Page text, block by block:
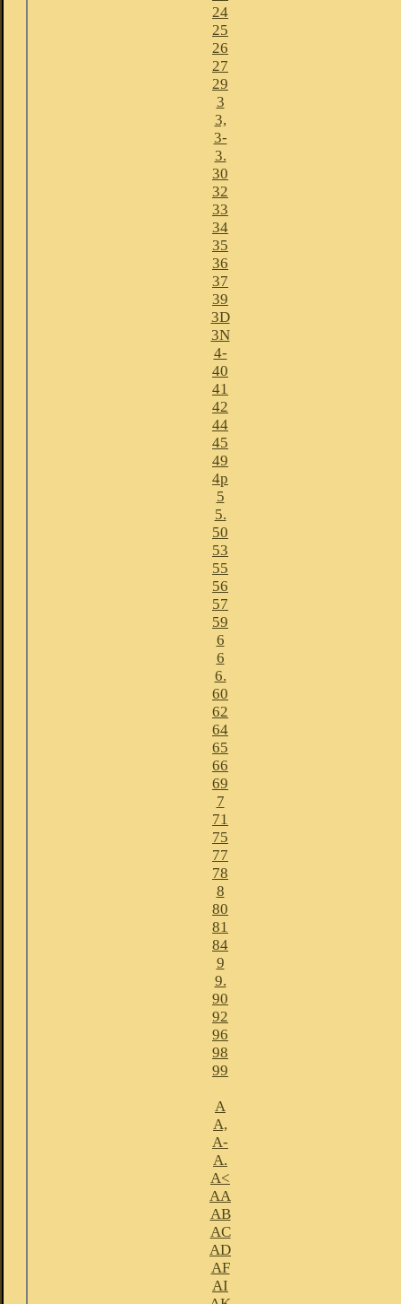
24
25
26
27
29
3
3,
3-
3.
30
32
33
34
35
36
37
39
3D
3N
4-
40
41
42
44
45
49
4p
5
5.
50
53
55
56
57
59
6
6
6.
60
62
64
65
66
69
7
71
75
77
78
8
80
81
84
9
9.
90
92
96
98
99
A
A,
A-
A.
A<
AA
AB
AC
AD
AF
AI